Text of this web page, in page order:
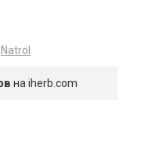
Natrol
на iherb.com